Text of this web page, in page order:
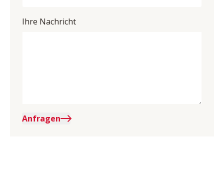
Ihre Nachricht
Anfragen